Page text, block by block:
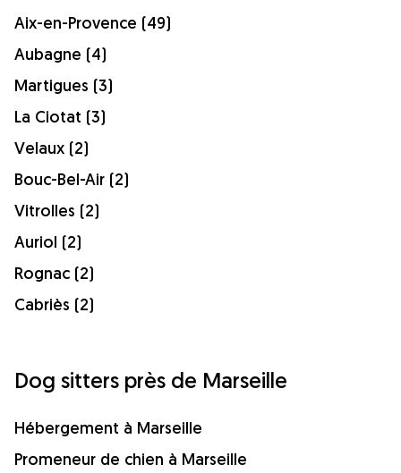
Aix-en-Provence (49)
Aubagne (4)
Martigues (3)
La Ciotat (3)
Velaux (2)
Bouc-Bel-Air (2)
Vitrolles (2)
Auriol (2)
Rognac (2)
Cabriès (2)
Dog sitters près de Marseille
Hébergement à Marseille
Promeneur de chien à Marseille